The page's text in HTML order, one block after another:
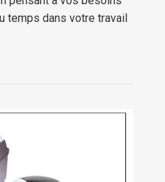
temps dans votre travail